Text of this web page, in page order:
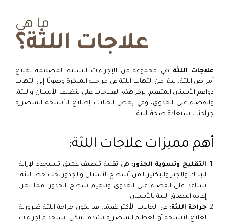
ما هي
علاجات اللثة؟
علاجات اللثة هي مجموعة من الإجراءات السنية المصممة لعلاج
أمراض اللثة، بدءًا من التهاب اللثة في مراحله المبكرة وصولًا إلى التهاب
دواعم الأسنان المتقدم. تركز هذه العلاجات على تنظيف الأسنان واللثة،
والقضاء على العدوى، وفي بعض الحالات إصلاح الأنسجة المتضررة
جراحيًا لاستعادة صحة اللثة.
أهم مميزات علاجات اللثة:
التقليح وتسوية الجذور: هي تقنية تنظيف عميق تُستخدم لإزالة
البلاك والجير والبكتيريا من أسطح الأسنان والجذور تحت خط اللثة.
تساعد على القضاء على العدوى وتنعيم سطح الجذور، مما يعزز
إعادة التصاق اللثة بالأسنان.
جراحة اللثة: في الحالات الأكثر تقدمًا، قد تكون جراحة اللثة ضرورية
لعلاج الأنسجة أو العظام المتضررة بشدة. يمكن استخدام إجراءات